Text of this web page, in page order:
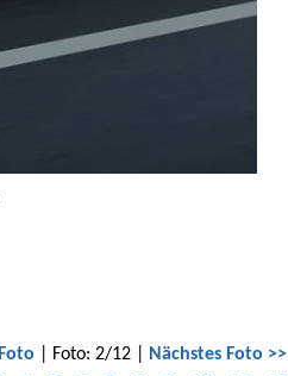
| Foto: 2/12 |
Nächstes Foto >>